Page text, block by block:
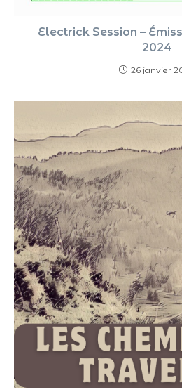
Electrick Session –
2024
26 janvier